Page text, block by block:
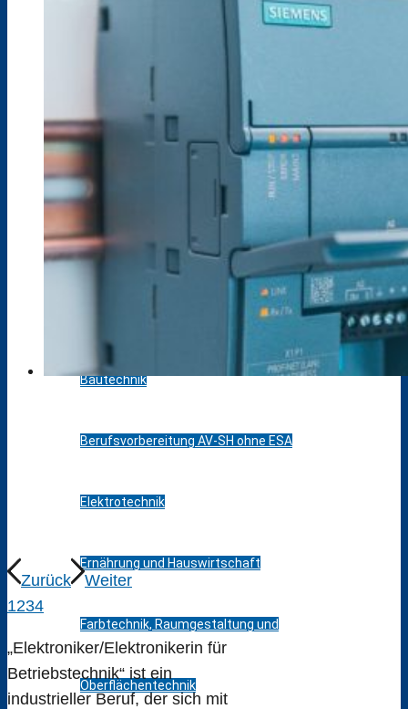
Zusatzqualifikationen
Zertifizierungskurs Ausbildung der
Ausbilderinnen und Ausbilder (IHK)
Berufsfelder
Agrarwirtschaft
Bautechnik
Berufsvorbereitung AV-SH ohne ESA
Elektrotechnik
Ernährung und Hauswirtschaft
Farbtechnik, Raumgestaltung und
Oberflächentechnik
Zurück
Weiter
1234
„Elektroniker/Elektronikerin für
Betriebstechnik“ ist ein
industrieller Beruf, der sich mit